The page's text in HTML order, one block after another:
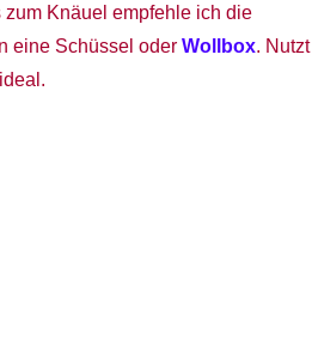
Knäuel empfehle ich die
eine Schüssel oderWollbox. Nutzt